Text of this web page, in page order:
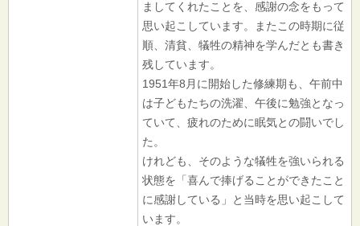
ましてくれたことを、感謝の念をもって
思い起こしています。またこの時期に従
順、清貧、犠牲の精神を学んだとも書き
残しています。
1951年8月に開始した修練期も、午前中
は子どもたちの洗濯、午後に勉強となっ
ていて、疲れのために眠気との闘いでし
た。
けれども、そのような犠牲を強いられる
状態を「喜んで捧げることができたこと
に感謝している」と当時を思い起こして
います。